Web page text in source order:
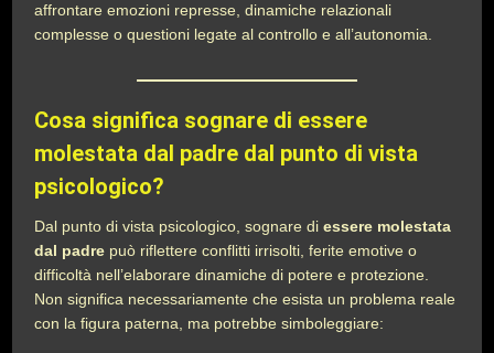
affrontare emozioni represse, dinamiche relazionali
complesse o questioni legate al controllo e all’autonomia.
Cosa significa sognare di essere
molestata dal padre dal punto di vista
psicologico?
Dal punto di vista psicologico, sognare diessere molestata
dal padre può riflettere conflitti irrisolti, ferite emotive o
difficoltà nell’elaborare dinamiche di potere e protezione.
Non significa necessariamente che esista un problema reale
con la figura paterna, ma potrebbe simboleggiare: